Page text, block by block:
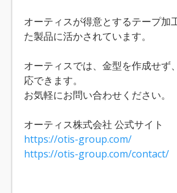
オーティスが得意とするテープ加
た製品に活かされています。
オーティスでは、金型を作成せず
応できます。
お気軽にお問い合わせください。
オーティス株式会社 公式サイト
https://otis-group.com/
https://otis-group.com/contact/